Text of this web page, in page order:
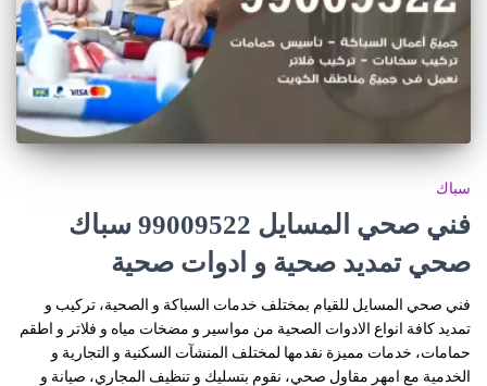
سباك
فني صحي المسايل 99009522 سباك
صحي تمديد صحية و ادوات صحية
فني صحي المسايل للقيام بمختلف خدمات السباكة و الصحية، تركيب و
تمديد كافة انواع الادوات الصحية من مواسير و مضخات مياه و فلاتر و اطقم
حمامات، خدمات مميزة نقدمها لمختلف المنشآت السكنية و التجارية و
الخدمية مع امهر مقاول صحي، نقوم بتسليك و تنظيف المجاري، صيانة و